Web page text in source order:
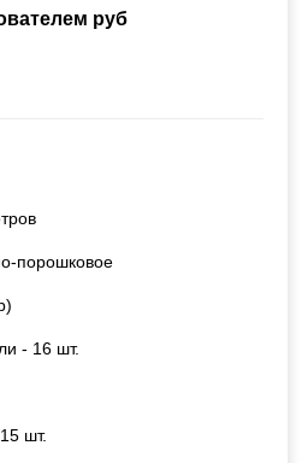
руб
порошковое
- 16 шт.
шт.